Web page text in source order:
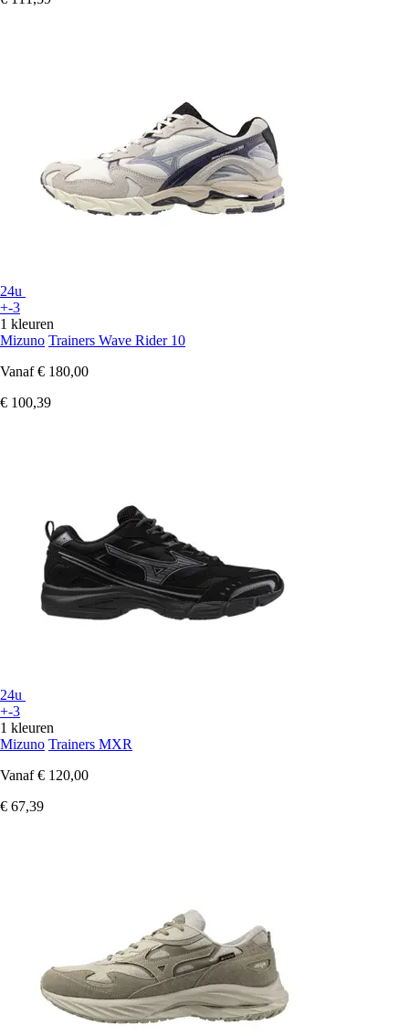
24u
+-3
1 kleuren
Mizuno Trainers Wave Rider 10
Vanaf € 180,00
€ 100,39
24u
+-3
1 kleuren
Mizuno Trainers MXR
Vanaf € 120,00
€ 67,39